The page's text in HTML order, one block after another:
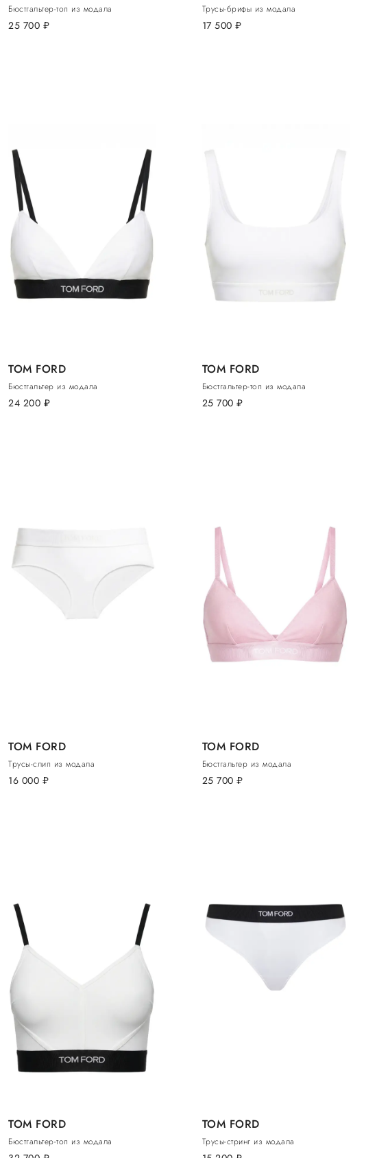
Бюстгальтер-топ из модала
25 700 руб.
Трусы-брифы из модала
17 500 руб.
TOM FORD
Бюстгальтер из модала
24 200 руб.
TOM FORD
Бюстгальтер-топ из модала
25 700 руб.
TOM FORD
Трусы-слип из модала
16 000 руб.
TOM FORD
Бюстгальтер из модала
25 700 руб.
TOM FORD
Бюстгальтер-топ из модала
TOM FORD
Трусы-стринг из модала